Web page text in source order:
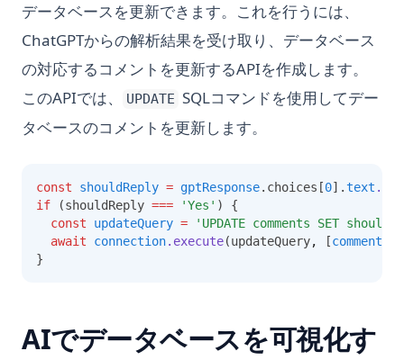
データベースを更新できます。これを行うには、
ChatGPTからの解析結果を受け取り、データベース
の対応するコメントを更新するAPIを作成します。
このAPIでは、
UPDATE SQLコマンドを使用してデー
タベースのコメントを更新します。
const shouldReply = gptResponse.choices[0].text
if (shouldReply === 'Yes' ) {
const
updateQuery =
'UPDATE comments SET
await
connection.execute(updateQuery, [comment
}
AIでデータベースを可視化す